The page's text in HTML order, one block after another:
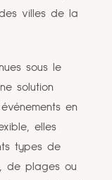
villes de la
sous le
solution
en
elles
types de
de plages ou